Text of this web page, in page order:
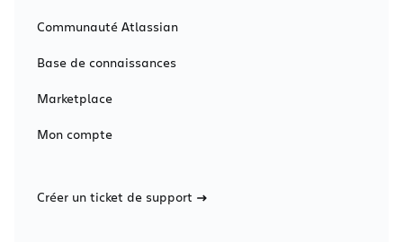
Communauté Atlassian
Base de connaissances
Marketplace
Mon compte
Créer un ticket de support